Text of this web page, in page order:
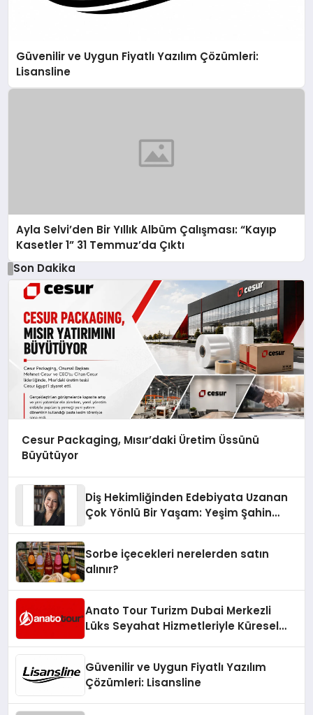
Güvenilir ve Uygun Fiyatlı Yazılım Çözümleri:
Lisansline
Ayla Selvi’den Bir Yıllık Albüm Çalışması: “Kayıp
Kasetler 1” 31 Temmuz’da Çıktı
Son Dakika
Cesur Packaging, Mısır’daki Üretim Üssünü
Büyütüyor
Diş Hekimliğinden Edebiyata Uzanan
Çok Yönlü Bir Yaşam: Yeşim Şahin
Sorbe içecekleri nerelerden satın
alınır?
Anato Tour Turizm Dubai Merkezli
Lüks Seyahat Hizmetleriyle Küresel
Güvenilir ve Uygun Fiyatlı Yazılım
Çözümleri: Lisansline